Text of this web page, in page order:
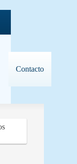
Contacto